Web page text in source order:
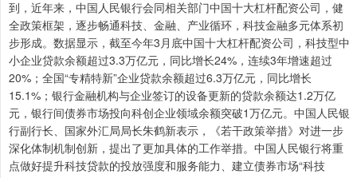
到，近年来，中国人民银行会同相关部门中国十大杠杆配资公司，健
全政策框架，逐步畅通科技、金融、产业循环，科技金融多元体系初
步形成。数据显示，截至今年3月底中国十大杠杆配资公司，科技型中
小企业贷款余额超过3.3万亿元，同比增长24%，连续3年增速超过
20%；全国“专精特新”企业贷款余额超过6.3万亿元，同比增长
15.1%；银行金融机构与企业签订的设备更新的贷款余额达1.2万亿
元，银行间债券市场投向科创企业领域余额突破1万亿元。中国人民银
行副行长、国家外汇局局长朱鹤新表示，《若干政策举措》对进一步
深化体制机制创新，提出了更加具体的工作举措。中国人民银行将重
点做好提升科技贷款的投放强度和服务能力、建立债券市场“科技